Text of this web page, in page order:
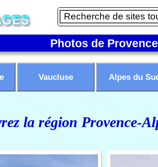
Photos de Provence
Vaucluse Alpes du
la région Provence-